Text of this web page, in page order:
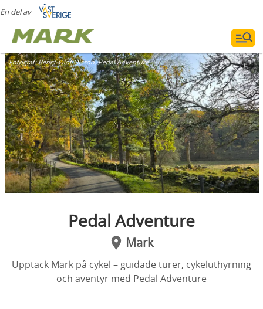
En del av
Fotograf:Bengt-Olof Olsson, Pedal Adventure
Pedal Adventure
Mark
Upptäck Mark på cykel – guidade turer, cykeluthyrning
och äventyr med Pedal Adventure